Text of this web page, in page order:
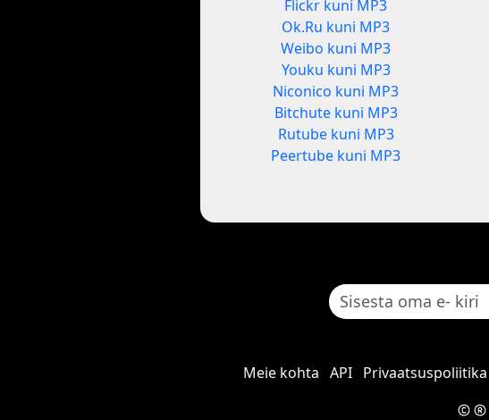
Flickr kuni MP3
Ok.Ru kuni MP3
Weibo kuni MP3
Youku kuni MP3
Niconico kuni MP3
Bitchute kuni MP3
Rutube kuni MP3
Peertube kuni MP3
Meie kohta API Privaatsuspoliitika